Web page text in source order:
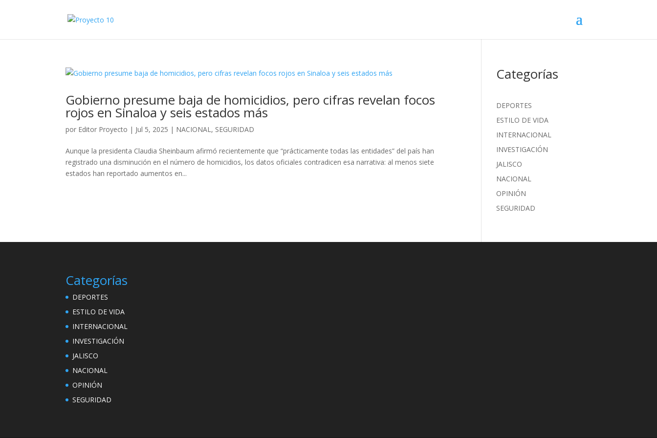
Gobierno presume baja de homicidios, pero cifras revelan focos
rojos en Sinaloa y seis estados más
por Editor Proyecto | Jul 5, 2025 | NACIONAL, SEGURIDAD
Aunque la presidenta Claudia Sheinbaum afirmó recientemente que “prácticamente todas las entidades” del país han
registrado una disminución en el número de homicidios, los datos oficiales contradicen esa narrativa: al menos siete
estados han reportado aumentos en...
Categorías
DEPORTES
ESTILO DE VIDA
INTERNACIONAL
INVESTIGACIÓN
JALISCO
NACIONAL
OPINIÓN
SEGURIDAD
Categorías
DEPORTES
ESTILO DE VIDA
INTERNACIONAL
INVESTIGACIÓN
JALISCO
NACIONAL
OPINIÓN
SEGURIDAD